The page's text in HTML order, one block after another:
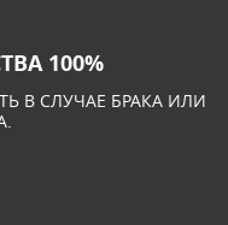
100%
В СЛУЧАЕ БРАКА ИЛИ